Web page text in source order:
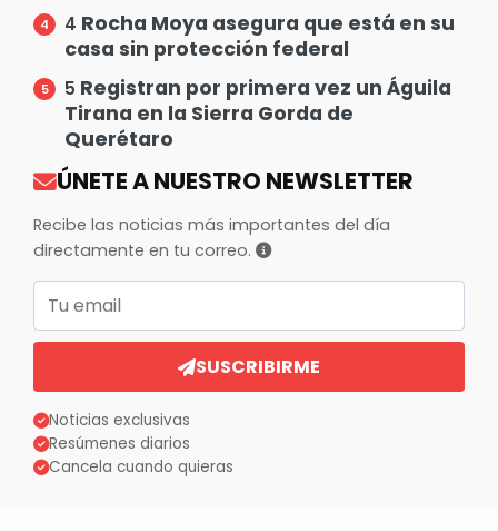
4 Rocha Moya asegura que está en su
casa sin protección federal
5 Registran por primera vez un Águila
Tirana en la Sierra Gorda de
Querétaro
ÚNETE A NUESTRO NEWSLETTER
Recibe las noticias más importantes del día
directamente en tu correo.
Correo electrónico
SUSCRIBIRME
Noticias exclusivas
Resúmenes diarios
Cancela cuando quieras